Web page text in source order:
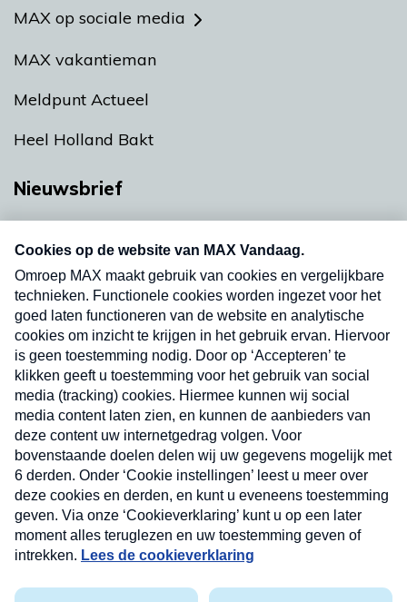
MAX op sociale media
MAX vakantieman
Meldpunt Actueel
Heel Holland Bakt
Nieuwsbrief
Neem hier een gratis abonnement op onze
nieuwsbrief. Elke vrijdag- en dinsdagochtend in
uw mailbox.
Verzend
Privacyverklaring
Cookieverklaring
Nieuwsbrief
Neem hier een gratis abonnement op onze
nieuwsbrief. Elke vrijdag- en dinsdagochtend in uw